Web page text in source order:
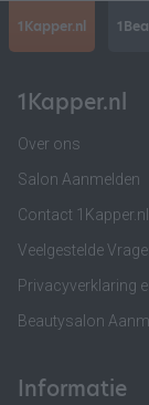
1Kapper.nl
1Kapper.nl
Over ons
Salon Aanmelden
Contact 1Kapper.nl
Veelgestelde
Privacyverklaring
Beautysalon
Informatie